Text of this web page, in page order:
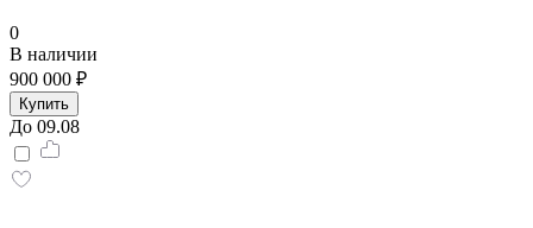
0
В наличии
900 000 ₽
Купить
До 09.08